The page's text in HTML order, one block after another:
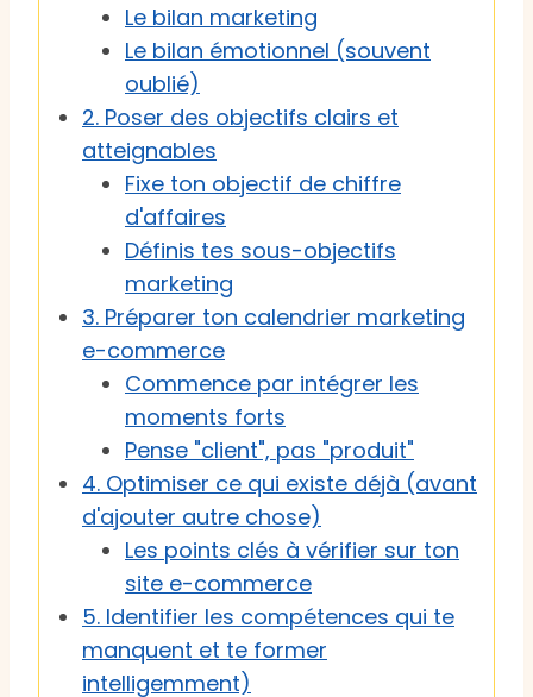
Le bilan marketing
Le bilan émotionnel (souvent
oublié)
2. Poser des objectifs clairs et
atteignables
Fixe ton objectif de chiffre
d'affaires
Définis tes sous-objectifs
marketing
3. Préparer ton calendrier marketing
e-commerce
Commence par intégrer les
moments forts
Pense "client", pas "produit"
4. Optimiser ce qui existe déjà (avant
d'ajouter autre chose)
Les points clés à vérifier sur ton
site e-commerce
5. Identifier les compétences qui te
manquent et te former
intelligemment)